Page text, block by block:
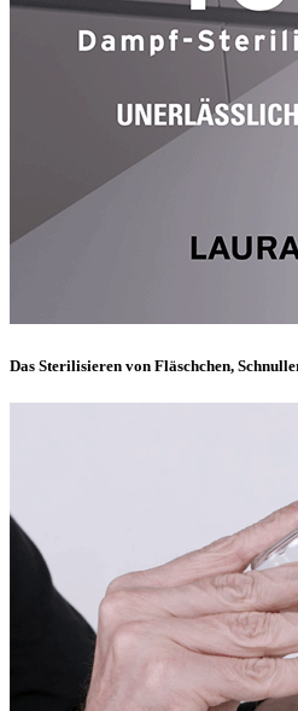
Das Sterilisieren von Fläschchen,